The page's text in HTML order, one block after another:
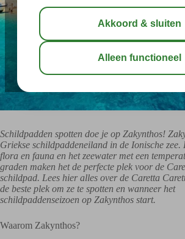
Schildpadden spotten doe je op Zakynthos!
Griekse schildpaddeneiland in de Ionische zee.
flora en fauna en het zeewater met een
graden maken het de perfecte plek voor de
schildpad. Lees hier alles over de Caretta
de beste plek om ze te spotten en wanneer het
schildpaddenseizoen op Zakynthos start.
Waarom Zakynthos?